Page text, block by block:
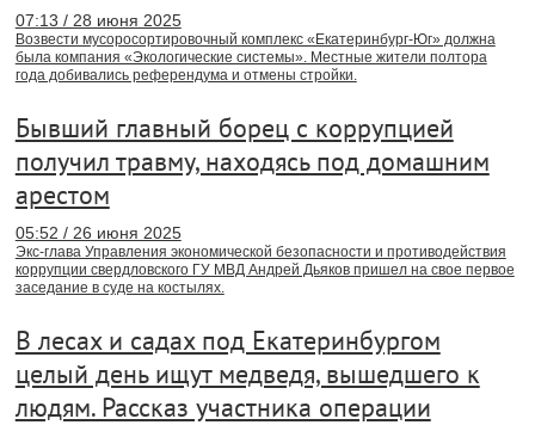
07:13 / 28 июня 2025
Возвести мусоросортировочный комплекс «Екатеринбург-Юг» должна
была компания «Экологические системы». Местные жители полтора
года добивались референдума и отмены стройки.
Бывший главный борец с коррупцией
получил травму, находясь под домашним
арестом
05:52 / 26 июня 2025
Экс-глава Управления экономической безопасности и противодействия
коррупции свердловского ГУ МВД Андрей Дьяков пришел на свое первое
заседание в суде на костылях.
В лесах и садах под Екатеринбургом
целый день ищут медведя, вышедшего к
людям. Рассказ участника операции